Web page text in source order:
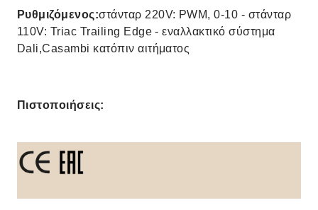
Ρυθμιζόμενος:στάνταρ 220V: PWM, 0-10 - στάνταρ
110V: Triac Trailing Edge - εναλλακτικό σύστημα
Dali,Casambi κατόπιν αιτήματος
Πιστοποιήσεις: